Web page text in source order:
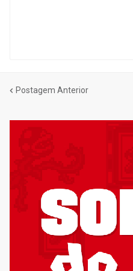
Postagem Anterior